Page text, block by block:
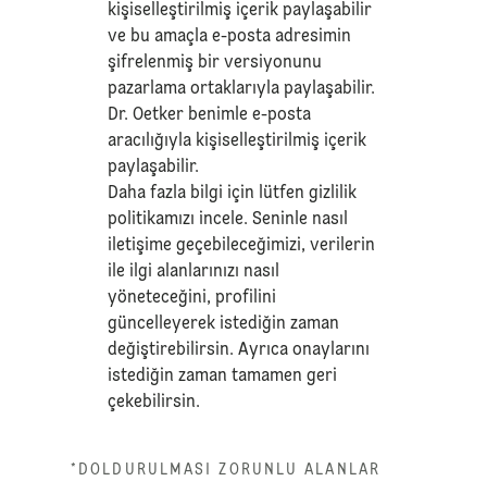
kişiselleştirilmiş içerik paylaşabilir
ve bu amaçla e-posta adresimin
şifrelenmiş bir versiyonunu
pazarlama ortaklarıyla paylaşabilir.
Dr. Oetker benimle e-posta
aracılığıyla kişiselleştirilmiş içerik
paylaşabilir.
Daha fazla bilgi için lütfengizlilik
politikamızı incele. Seninle nasıl
iletişime geçebileceğimizi, verilerin
ile ilgi alanlarınızı nasıl
yöneteceğini, profilini
güncelleyerek istediğin zaman
değiştirebilirsin. Ayrıca onaylarını
istediğin zaman tamamen geri
çekebilirsin.
*DOLDURULMASI ZORUNLU ALANLAR